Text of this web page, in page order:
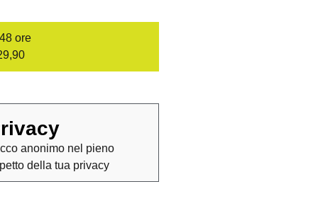
ore
anonimo nel pieno
della tua privacy